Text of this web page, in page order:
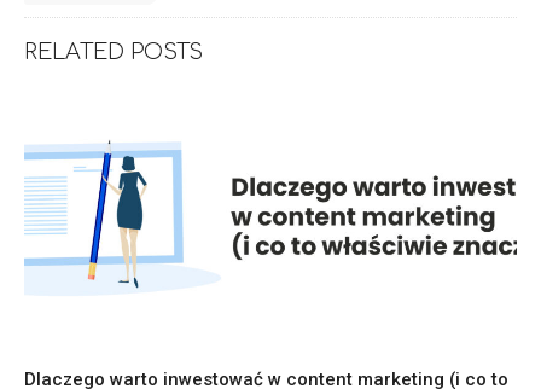
RELATED POSTS
Dlaczego warto inwestować w content marketing (i co to